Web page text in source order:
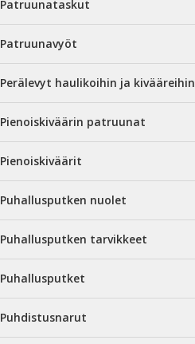
Patruunataskut
Patruunavyöt
Perälevyt haulikoihin ja kivääreihin
Pienoiskiväärin patruunat
Pienoiskiväärit
Puhallusputken nuolet
Puhallusputken tarvikkeet
Puhallusputket
Puhdistusnarut